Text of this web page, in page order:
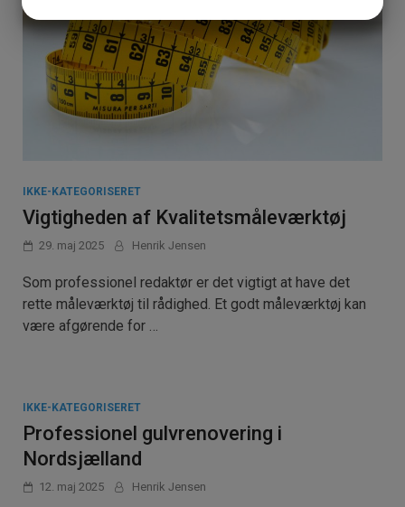
IKKE-KATEGORISERET
Vigtigheden af Kvalitetsmåleværktøj
29. maj 2025 Henrik Jensen
Som professionel redaktør er det vigtigt at have det
rette måleværktøj til rådighed. Et godt måleværktøj kan
være afgørende for …
IKKE-KATEGORISERET
Professionel gulvrenovering i
Nordsjælland
12. maj 2025 Henrik Jensen
MARKETING STATISTIK